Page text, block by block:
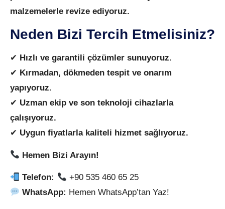
malzemelerle revize ediyoruz.
Neden Bizi Tercih Etmelisiniz?
✔ Hızlı ve garantili çözümler sunuyoruz.
✔ Kırmadan, dökmeden tespit ve onarım
yapıyoruz.
✔ Uzman ekip ve son teknoloji cihazlarla
çalışıyoruz.
✔ Uygun fiyatlarla kaliteli hizmet sağlıyoruz.
Hemen Bizi Arayın!
Telefon:
+90 535 460 65 25
WhatsApp: Hemen WhatsApp’tan Yaz!